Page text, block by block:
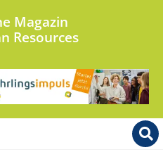
Magazin
Resources